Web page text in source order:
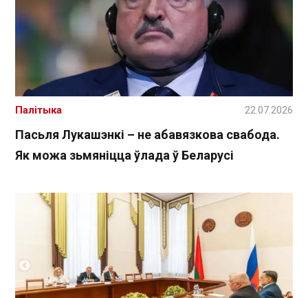
Пасьля Лукашэнкі – не абавязкова свабода.
Як можа зьмяніцца ўлада ў Беларусі
Палітыка 22.07.2026